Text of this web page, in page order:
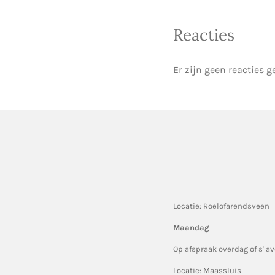
Reacties
Er zijn geen reacties
Locatie: Roelofarendsveen
Maandag
Op afspraak overdag of s'
Locatie: Maassluis